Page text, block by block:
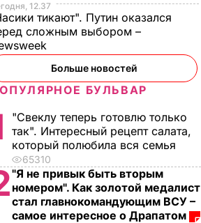
12.37
тикают". Путин оказался
сложным выбором –
Больше новостей
БУЛЬВАР
"Свеклу теперь готовлю только
так". Интересный рецепт салата,
который полюбила вся семья
65310
"Я не привык быть вторым
номером". Как золотой медалист
стал главнокомандующим ВСУ –
самое интересное о Драпатом